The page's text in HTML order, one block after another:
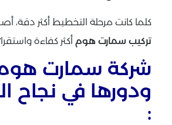
كلما كانت مرحلة التخطيط أكثر دقة،
تركيب سمارت هوم أكثر كفاءة
شركة سمارت
ودورها في نجاح
: